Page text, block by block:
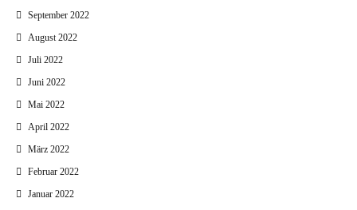
September 2022
August 2022
Juli 2022
Juni 2022
Mai 2022
April 2022
März 2022
Februar 2022
Januar 2022